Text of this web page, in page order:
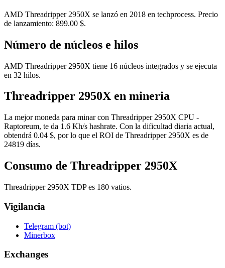
AMD Threadripper 2950X se lanzó en 2018 en techprocess. Precio
de lanzamiento: 899.00 $.
Número de núcleos e hilos
AMD Threadripper 2950X tiene 16 núcleos integrados y se ejecuta
en 32 hilos.
Threadripper 2950X en mineria
La mejor moneda para minar con Threadripper 2950X CPU -
Raptoreum, te da 1.6 Kh/s hashrate. Con la dificultad diaria actual,
obtendrá 0.04 $, por lo que el ROI de Threadripper 2950X es de
24819 días.
Consumo de Threadripper 2950X
Threadripper 2950X TDP es 180 vatios.
Vigilancia
Telegram (bot)
Minerbox
Exchanges